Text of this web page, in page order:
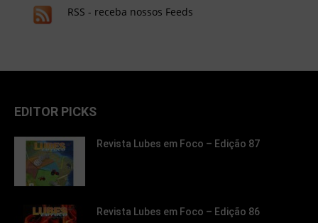
RSS - receba nossos Feeds
EDITOR PICKS
Revista Lubes em Foco – Edição 87
Revista Lubes em Foco – Edição 86